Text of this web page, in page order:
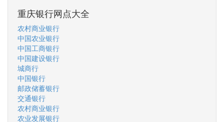
重庆银行网点大全
农村商业银行
中国农业银行
中国工商银行
中国建设银行
城商行
中国银行
邮政储蓄银行
交通银行
农村商业银行
农业发展银行